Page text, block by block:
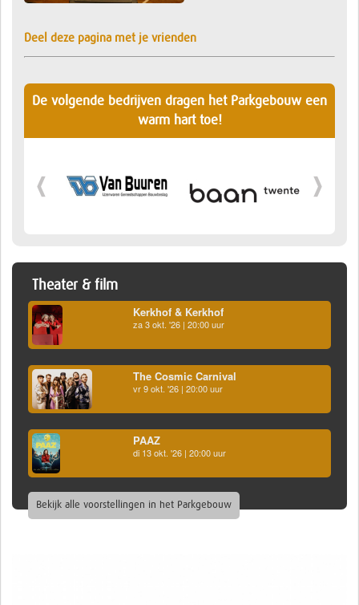
Deel deze pagina met je vrienden
De volgende bedrijven dragen het Parkgebouw een
warm hart toe!
Theater & film
Kerkhof & Kerkhof
za 3 okt. '26 | 20:00 uur
The Cosmic Carnival
vr 9 okt. '26 | 20:00 uur
PAAZ
di 13 okt. '26 | 20:00 uur
Bekijk alle voorstellingen in het Parkgebouw